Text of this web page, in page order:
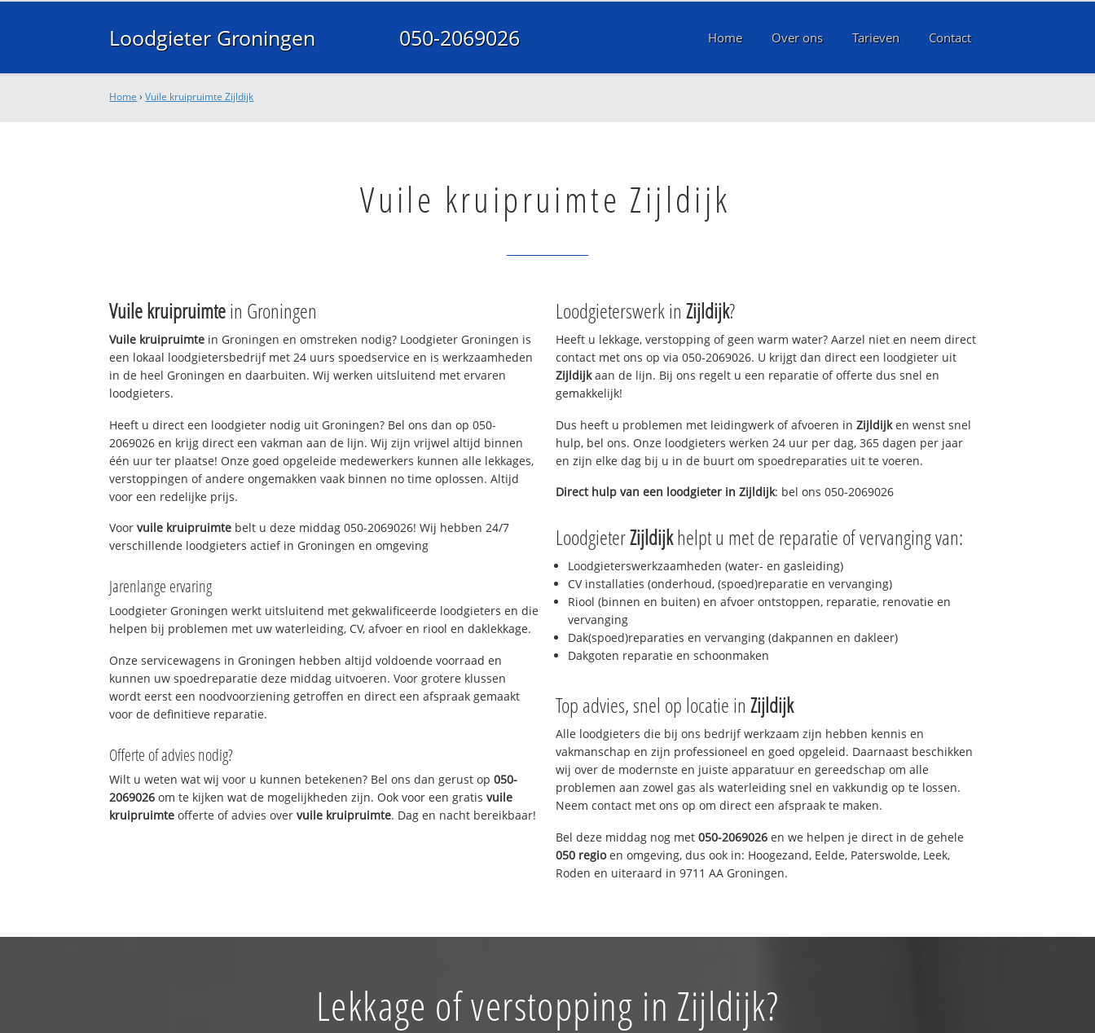
Loodgieter Groningen 050-2069026 Home Over ons Tarieven Contact
Home ›Vuile kruipruimte Zijldijk
Vuile kruipruimte Zijldijk
Vuile kruipruimtein Groningen
Vuile kruipruimte in Groningen en omstreken nodig? Loodgieter Groningen is
een lokaal loodgietersbedrijf met 24 uurs spoedservice en is werkzaamheden
in de heel Groningen en daarbuiten. Wij werken uitsluitend met ervaren
loodgieters.
Heeft u direct een loodgieter nodig uit Groningen? Bel ons dan op 050-
2069026 en krijg direct een vakman aan de lijn. Wij zijn vrijwel altijd binnen
één uur ter plaatse! Onze goed opgeleide medewerkers kunnen alle lekkages,
verstoppingen of andere ongemakken vaak binnen no time oplossen. Altijd
voor een redelijke prijs.
Voorvuile kruipruimte belt u deze middag 050-2069026! Wij hebben 24/7
verschillende loodgieters actief in Groningen en omgeving
Jarenlange ervaring
Loodgieter Groningen werkt uitsluitend met gekwalificeerde loodgieters en die
helpen bij problemen met uw waterleiding, CV, afvoer en riool en daklekkage.
Onze servicewagens in Groningen hebben altijd voldoende voorraad en
kunnen uw spoedreparatie deze middag uitvoeren. Voor grotere klussen
wordt eerst een noodvoorziening getroffen en direct een afspraak gemaakt
voor de definitieve reparatie.
Offerte of advies nodig?
Wilt u weten wat wij voor u kunnen betekenen? Bel ons dan gerust op050-
2069026 om te kijken wat de mogelijkheden zijn. Ook voor een gratisvuile
kruipruimte offerte of advies overvuile kruipruimte. Dag en nacht bereikbaar!
Loodgieterswerk in Zijldijk?
Heeft u lekkage, verstopping of geen warm water? Aarzel niet en neem direct
contact met ons op via 050-2069026. U krijgt dan direct een loodgieter uit
Zijldijkaan de lijn. Bij ons regelt u een reparatie of offerte dus snel en
gemakkelijk!
Dus heeft u problemen met leidingwerk of afvoeren in Zijldijken wenst snel
hulp, bel ons. Onze loodgieters werken 24 uur per dag, 365 dagen per jaar
en zijn elke dag bij u in de buurt om spoedreparaties uit te voeren.
Direct hulp van een loodgieter in Zijldijk: bel ons 050-2069026
LoodgieterZijldijkhelpt u met de reparatie of vervanging van:
Loodgieterswerkzaamheden (water- en gasleiding)
CV installaties (onderhoud, (spoed)reparatie en vervanging)
Riool (binnen en buiten) en afvoer ontstoppen, reparatie, renovatie en
vervanging
Dak(spoed)reparaties en vervanging (dakpannen en dakleer)
Dakgoten reparatie en schoonmaken
Top advies, snel op locatie in Zijldijk
Alle loodgieters die bij ons bedrijf werkzaam zijn hebben kennis en
vakmanschap en zijn professioneel en goed opgeleid. Daarnaast beschikken
wij over de modernste en juiste apparatuur en gereedschap om alle
problemen aan zowel gas als waterleiding snel en vakkundig op te lossen.
Neem contact met ons op om direct een afspraak te maken.
Bel deze middag nog met 050-2069026 en we helpen je direct in de gehele
050 regioen omgeving, dus ook in: Hoogezand, Eelde, Paterswolde, Leek,
Roden en uiteraard in 9711 AA Groningen.
Lekkage of verstopping in Zijldijk?